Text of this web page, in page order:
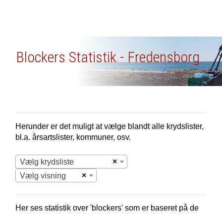
Blockers Statistik - Fredensborg
Herunder er det muligt at vælge blandt alle krydslister,
bl.a. årsartslister, kommuner, osv.
×
Vælg krydsliste
×
Vælg visning
Her ses statistik over 'blockers' som er baseret på de